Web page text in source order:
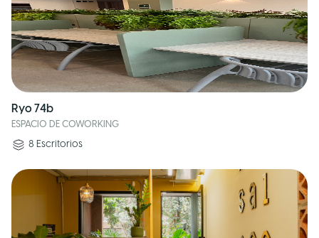
Ryo 74b
ESPACIO DE COWORKING
8 Escritorios